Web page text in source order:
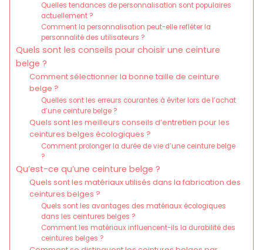
Quelles tendances de personnalisation sont populaires
actuellement ?
Comment la personnalisation peut-elle refléter la
personnalité des utilisateurs ?
Quels sont les conseils pour choisir une ceinture
belge ?
Comment sélectionner la bonne taille de ceinture
belge ?
Quelles sont les erreurs courantes à éviter lors de l’achat
d’une ceinture belge ?
Quels sont les meilleurs conseils d’entretien pour les
ceintures belges écologiques ?
Comment prolonger la durée de vie d’une ceinture belge
?
Qu’est-ce qu’une ceinture belge ?
Quels sont les matériaux utilisés dans la fabrication des
ceintures belges ?
Quels sont les avantages des matériaux écologiques
dans les ceintures belges ?
Comment les matériaux influencent-ils la durabilité des
ceintures belges ?